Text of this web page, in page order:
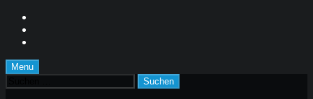
content
footer
Menu
Suchen
nach: